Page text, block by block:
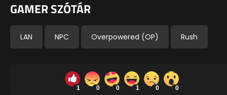
GAMER SZÓTÁR
LAN NPC Overpowered (OP) Rush
1 0 0 1 0 0